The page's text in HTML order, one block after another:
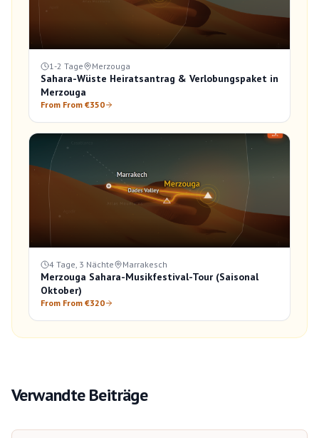
1-2 Tage Merzouga
Sahara-Wüste Heiratsantrag & Verlobungspaket in
Merzouga
From From €350
4 Tage, 3 Nächte Marrakesch
Merzouga Sahara-Musikfestival-Tour (Saisonal
Oktober)
From From €320
Verwandte Beiträge